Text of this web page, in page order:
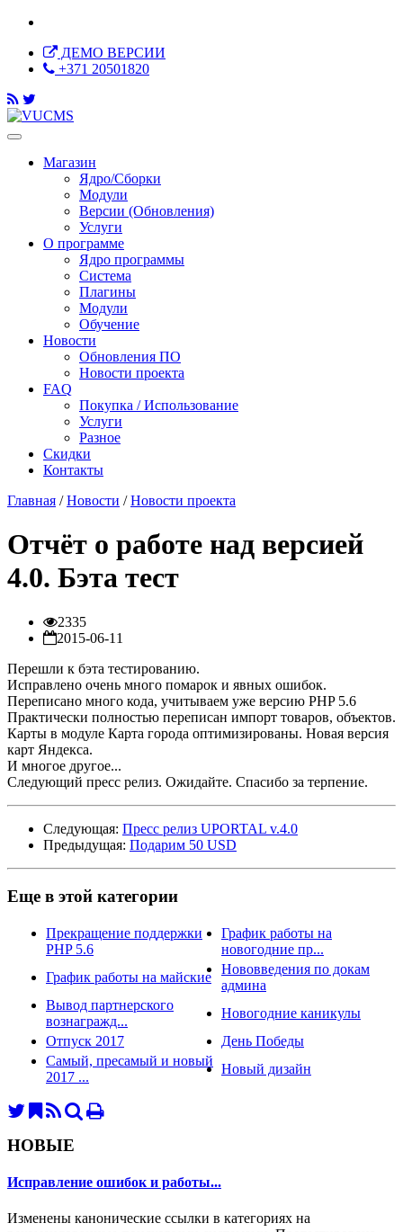
ДЕМО ВЕРСИИ
+371 20501820
Магазин
Ядро/Сборки
Модули
Версии (Обновления)
Услуги
О программе
Ядро программы
Система
Плагины
Модули
Обучение
Новости
Обновления ПО
Новости проекта
FAQ
Покупка / Использование
Услуги
Разное
Скидки
Контакты
Главная /Новости /Новости проекта
Отчёт о работе над версией
4.0. Бэта тест
2335
2015-06-11
Перешли к бэта тестированию.
Исправлено очень много помарок и явных ошибок.
Переписано много кода, учитываем уже версию PHP 5.6
Практически полностью переписан импорт товаров, объектов.
Карты в модуле Карта города оптимизированы. Новая версия
карт Яндекса.
И многое другое...
Следующий пресс релиз. Ожидайте. Спасибо за терпение.
Следующая: Пресс релиз UPORTAL v.4.0
Предыдущая: Подарим 50 USD
Еще в этой категории
Прекращение поддержки
PHP 5.6
График работы на
новогодние пр...
График работы на майские
Нововведения по докам
админа
Вывод партнерского
вознагражд...
Новогодние каникулы
Отпуск 2017
День Победы
Самый, пресамый и новый
2017 ...
Новый дизайн
НОВЫЕ
Исправление ошибок и работы...
Изменены канонические ссылки в категориях на